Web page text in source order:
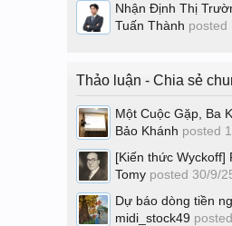
Nhận Định Thị
Tuấn Thành posted
Thảo luận - Chia sẻ
Một Cuộc Gặp, Ba
Bảo Khánh posted
[Kiến thức Wyckoff]
Tomy posted 30/9/
Dự báo dòng tiền
midi_stock49 posted